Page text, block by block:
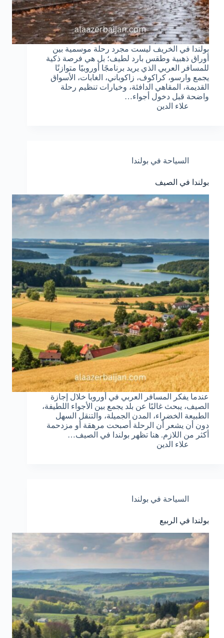
بولندا في الخريف ليست مجرد رحلة موسمية بين
أوراق ذهبية وطقس بارد لطيف؛ بل هي فرصة ذكية
للمسافر العربي الذي يريد برنامجًا أوروبيًا متوازنًا
يجمع وارسو، كراكوف، زاكوباني، الغابات، الأسواق
القديمة، المقاهي الدافئة، وخيارات تنظيم رحلة
واضحة قبل دخول أجواء…
علاء الدين
السياحة في بولندا
بولندا في الصيف
عندما يفكر المسافر العربي في أوروبا خلال إجازة
الصيف، يبحث غالبًا عن بلد يجمع بين الأجواء اللطيفة،
الطبيعة الخضراء، المدن الجميلة، والتنقل السهل
دون أن يشعر أن الرحلة أصبحت مرهقة أو مزدحمة
أكثر من اللازم. هنا تظهر بولندا في الصيف…
علاء الدين
السياحة في بولندا
بولندا في الربيع